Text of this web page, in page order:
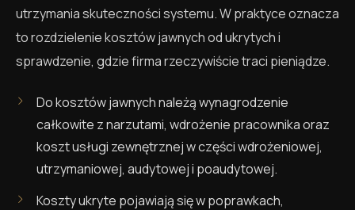
utrzymania skuteczności systemu. W praktyce oznacza
to rozdzielenie kosztów jawnych od ukrytych i
sprawdzenie, gdzie firma rzeczywiście traci pieniądze.
Do kosztów jawnych należą wynagrodzenie
całkowite z narzutami, wdrożenie pracownika oraz
koszt usługi zewnętrznej w części wdrożeniowej,
utrzymaniowej, audytowej i poaudytowej.
Koszty ukryte pojawiają się w poprawkach,